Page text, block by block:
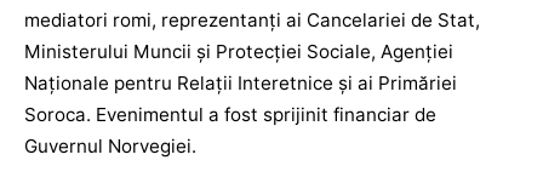
mediatori romi, reprezentanți ai Cancelariei de Stat,
Ministerului Muncii și Protecției Sociale, Agenției
Naționale pentru Relații Interetnice și ai Primăriei
Soroca. Evenimentul a fost sprijinit financiar de
Guvernul Norvegiei.